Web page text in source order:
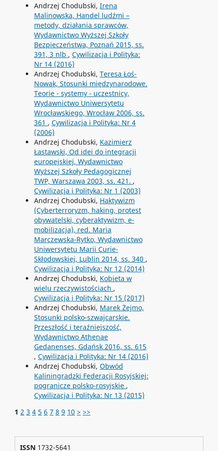
Andrzej Chodubski, Irena
Malinowska, Handel ludźmi –
metody, działania sprawców,
Wydawnictwo Wyższej Szkoły
Bezpieczeństwa, Poznań 2015, ss.
391, 3 nlb , Cywilizacja i Polityka:
Nr 14 (2016)
Andrzej Chodubski, Teresa Łoś-
Nowak, Stosunki międzynarodowe.
Teorie - systemy - uczestnicy,
Wydawnictwo Uniwersytetu
Wrocławskiego, Wrocław 2006, ss.
361 , Cywilizacja i Polityka: Nr 4
(2006)
Andrzej Chodubski, Kazimierz
Łastawski, Od idei do integracji
europejskiej, Wydawnictwo
Wyższej Szkoły Pedagogicznej
TWP, Warszawa 2003, ss. 421. ,
Cywilizacja i Polityka: Nr 1 (2003)
Andrzej Chodubski, Haktywizm
(Cyberterroryzm, haking, protest
obywatelski, cyberaktywizm, e-
mobilizacja), red. Maria
Marczewska-Rytko, Wydawnictwo
Uniwersytetu Marii Curie-
Skłodowskiej, Lublin 2014, ss. 340 ,
Cywilizacja i Polityka: Nr 12 (2014)
Andrzej Chodubski, Kobieta w
wielu rzeczywistościach ,
Cywilizacja i Polityka: Nr 15 (2017)
Andrzej Chodubski, Marek Żejmo,
Stosunki polsko-szwajcarskie.
Przeszłość i teraźniejszość,
Wydawnictwo Athenae
Gedanenses, Gdańsk 2016, ss. 615
, Cywilizacja i Polityka: Nr 14 (2016)
Andrzej Chodubski, Obwód
Kaliningradzki Federacji Rosyjskiej:
pogranicze polsko-rosyjskie ,
Cywilizacja i Polityka: Nr 13 (2015)
1 2 3 4 5 6 7 8 9 10 > >>
ISSN1732-5641